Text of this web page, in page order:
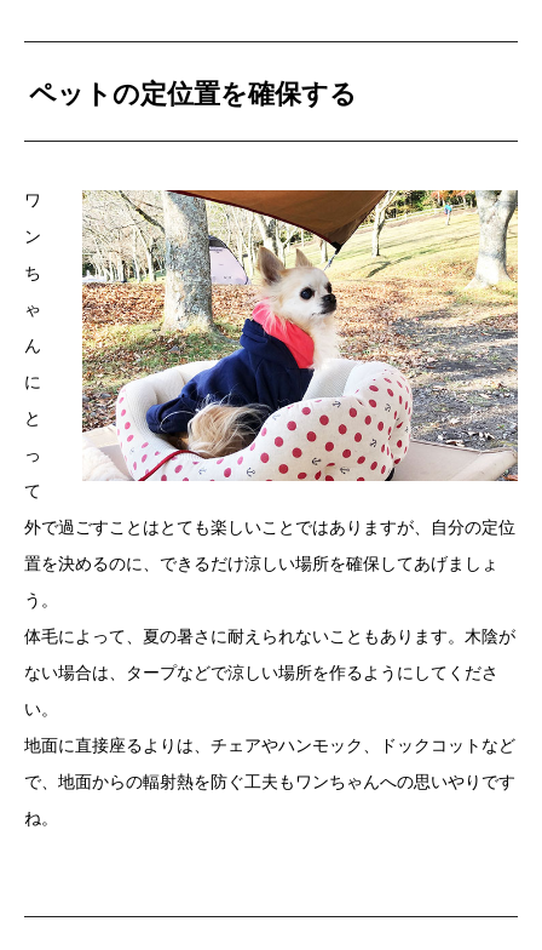
ペットの定位置を確保する
ワ
ン
ち
ゃ
ん
に
と
っ
て
外で過ごすことはとても楽しいことではありますが、自分の定位
置を決めるのに、できるだけ涼しい場所を確保してあげましょ
う。
体毛によって、夏の暑さに耐えられないこともあります。木陰が
ない場合は、タープなどで涼しい場所を作るようにしてくださ
い。
地面に直接座るよりは、チェアやハンモック、ドックコットなど
で、地面からの輻射熱を防ぐ工夫もワンちゃんへの思いやりです
ね。